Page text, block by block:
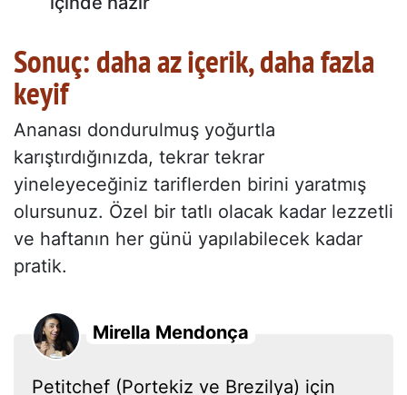
Sonuç: daha az içerik, daha fazla
keyif
Ananası dondurulmuş yoğurtla
karıştırdığınızda, tekrar tekrar
yineleyeceğiniz tariflerden birini yaratmış
olursunuz. Özel bir tatlı olacak kadar lezzetli
ve haftanın her günü yapılabilecek kadar
pratik.
Mirella Mendonça
Petitchef (Portekiz ve Brezilya) için